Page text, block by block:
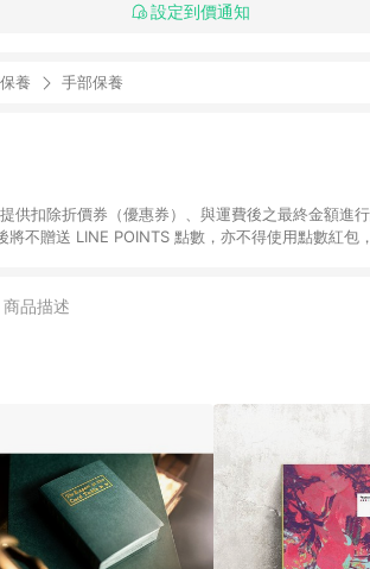
設定到價通知
養 手部保養
將不贈送 LINE POINTS 點數，亦不得使用點數紅包
價位、贈品與台灣樂天市場銷售網頁不符，以銷售網頁標
天市場保有更改條款與法律追訴之權利，活動詳情以
商品描述